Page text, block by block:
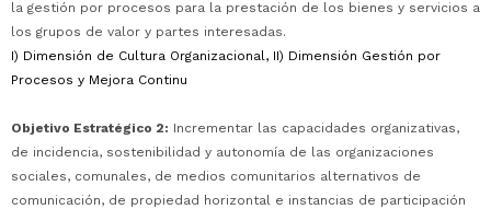
la gestión por procesos para la prestación de los bienes y servicios a
los grupos de valor y partes interesadas.
I) Dimensión de Cultura Organizacional, II) Dimensión Gestión por
Procesos y Mejora Continu
Objetivo Estratégico 2: Incrementar las capacidades organizativas,
de incidencia, sostenibilidad y autonomía de las organizaciones
sociales, comunales, de medios comunitarios alternativos de
comunicación, de propiedad horizontal e instancias de participación